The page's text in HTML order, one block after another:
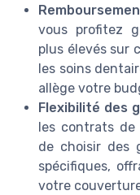
vous profitez
plus élevés sur
les soins
allège votre
Flexibilité des
les contrats
de choisir des
spécifiques,
votre